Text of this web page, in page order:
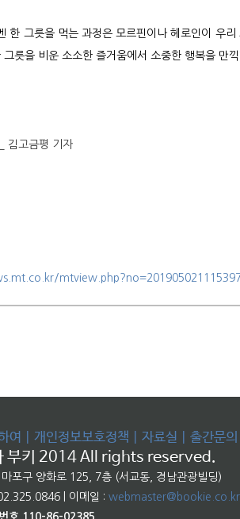
한 그릇을 먹는 과정은 모르핀이나 헤로인이 우
그릇을 비운 소소한 즐거움에서 소중한 행복을 만
김고금평 기자
여 개인정보보호정책 자료실 출간문의
부키 2014 All rights reserved.
포구 양화로 125, 7층 (서교동, 경남관광빌딩)
| 이메일 : webmaster@bookie.co.kr
호 110-86-02385